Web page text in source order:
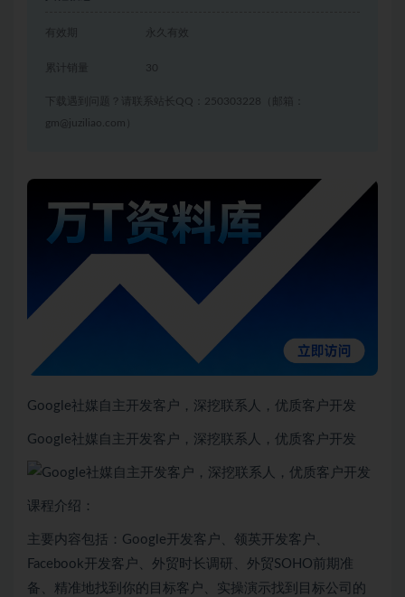
有效期 永久有效
累计销量 30
下载遇到问题？请联系站长QQ：250303228（邮箱：
gm@juziliao.com）
Google社媒自主开发客户，深挖联系人，优质客户开发
Google社媒自主开发客户，深挖联系人，优质客户开发
课程介绍：
主要内容包括：Google开发客户、领英开发客户、
Facebook开发客户、外贸时长调研、外贸SOHO前期准
备、精准地找到你的目标客户、实操演示找到目标公司的